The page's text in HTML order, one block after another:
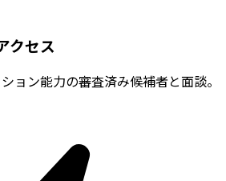
クセス
ョン能力の審査済み候補者と面談。